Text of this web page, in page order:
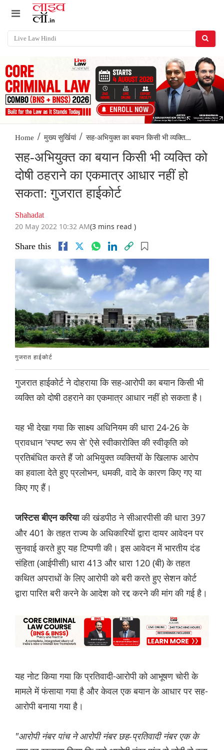
Home / मुख्य सुर्खियां / सह-अभियुक्त का बयान किसी भी व्यक्ति...
सह-अभियुक्त का बयान किसी भी व्यक्ति को
दोषी ठहराने का एकमात्र आधार नहीं हो
सकता: गुजरात हाईकोर्ट
Shahadat
20 May 2022 10:32 AM(3 mins read )
Share this
गुजरात हाईकोर्ट
गुजरात हाईकोर्ट ने दोहराया कि सह-आरोपी का बयान किसी भी
व्यक्ति को दोषी ठहराने का एकमात्र आधार नहीं हो सकता है।
यह भी देखा गया कि साक्ष्य अधिनियम की धारा 24-26 के
प्रावधान 'स्पष्ट रूप से' ऐसे स्वीकारोक्ति की स्वीकृति को
प्रतिबंधित करते हैं जो अभियुक्त व्यक्तियों के खिलाफ आरोप
का हवाला देते हुए प्रलोभन, धमकी, वादे के कारण किए गए या
किए गए हैं।
जस्टिस बीएन करियाकी खंडपीठ ने सीआरपीसी की धारा 397
और 401 के तहत राज्य के अधिकारियों द्वारा दायर आवेदन पर
सुनवाई करते हुए यह टिप्पणी की। इस आवेदन में भारतीय दंड
संहिता (आईपीसी) धारा 413 और धारा 120 (बी) के तहत
कथित अपराधों के लिए आरोपी को बरी करते हुए सेशन कोर्ट
द्वारा पारित बरी करने के आदेश को रद्द करने की मांग की गई है।
यह नोट किया गया कि प्रतिवादी-आरोपी को आभूषण चोरी के
मामले में फंसाया गया है और केवल एक बयान के आधार पर सह-
आरोपी बनाया गया है।
"आरोपी नंबर पांच ने आरोपी नंबर छह-प्रतिवादी नंबर एक के